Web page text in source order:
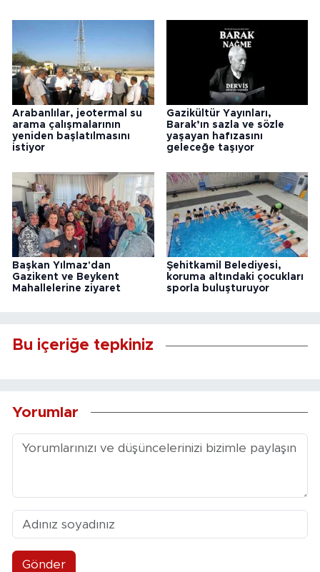
Arabanlılar, jeotermal su
arama çalışmalarının
yeniden başlatılmasını
istiyor
Gazikültür Yayınları,
Barak’ın sazla ve sözle
yaşayan hafızasını
geleceğe taşıyor
Başkan Yılmaz'dan
Gazikent ve Beykent
Mahallelerine ziyaret
Şehitkamil Belediyesi,
koruma altındaki çocukları
sporla buluşturuyor
Bu içeriğe tepkiniz
Yorumlar
Gönder